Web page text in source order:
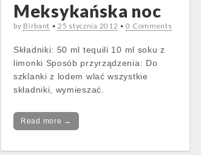
Meksykańska noc
by Birbant •25 stycznia 2012 •0 Comments
Składniki: 50 ml tequili 10 ml soku z
limonki Sposób przyrządzenia: Do
szklanki z lodem wlać wszystkie
składniki, wymieszać.
Read more →